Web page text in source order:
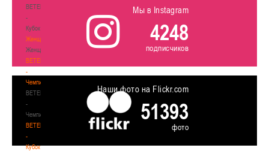
BETERA
-
Кубок
Женщины
Женщины
BETERA
-
Чемпионат
BETERA
-
Чемпионат
BETERA
-
Кубок
Мы в Instagram
4248
подписчиков
Наши фото на Flickr.com
51393
фото